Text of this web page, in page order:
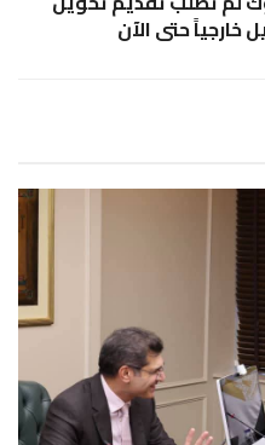
خارجياً حتى الآن